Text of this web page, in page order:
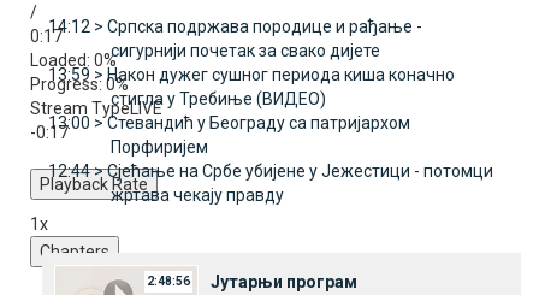
/
0:17
Loaded: 0%
Progress: 0%
Stream TypeLIVE
-0:17
Playback Rate
1x
Chapters
Chapters
14:12 > Српска подржава породице и рађање -
сигурнији почетак за свако дијете
13:59 > Након дужег сушног периода киша коначно
стигла у Требиње (ВИДЕО)
13:00 >Стевандић у Београду са патријархом
Порфиријем
12:44 >Сјећање на Србе убијене у Јежестици - потомци
жртава чекају правду
2:48:56
Јутарњи програм